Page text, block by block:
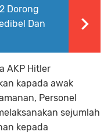
Dorong
Dan
AKP Hitler
kapada awak
Personel
sejumlah
kepada